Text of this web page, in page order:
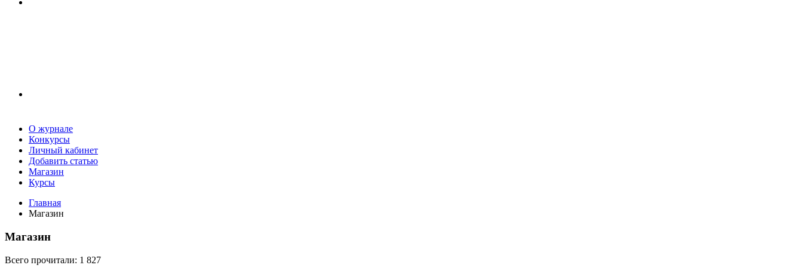
О журнале
Конкурсы
Личный кабинет
Добавить статью
Магазин
Курсы
Главная
Магазин
Магазин
Всего прочитали: 1 827